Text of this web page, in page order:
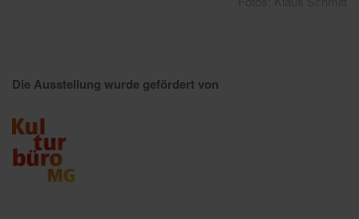
Die Ausstellung wurde gefördert von